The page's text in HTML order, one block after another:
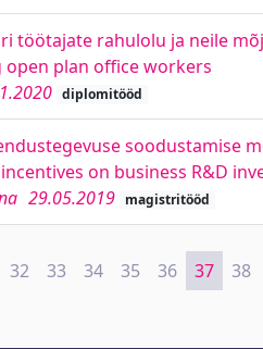
töötajate rahulolu ja neile
plan office workers
diplomitööd
soodustamise
on business R&D
29.05.2019 magistritööd
32 33 34 35 36 37 38